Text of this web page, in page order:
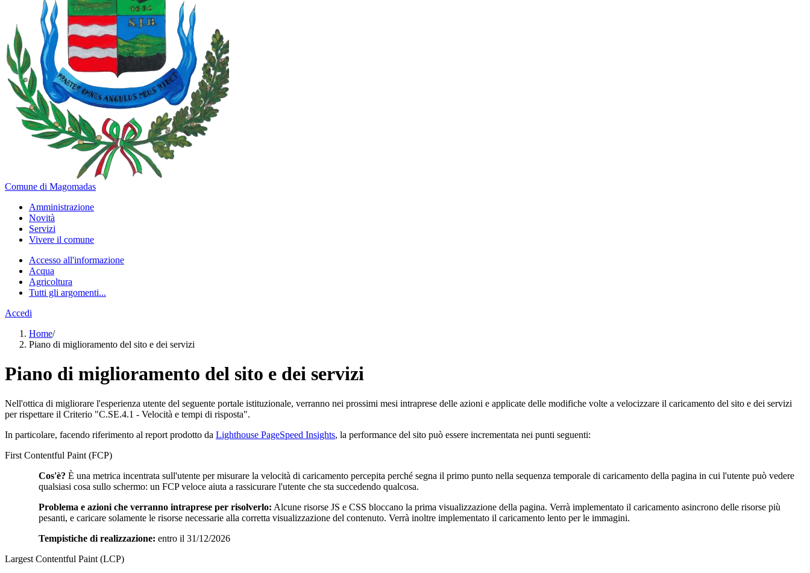
Comune di Magomadas
Amministrazione
Novità
Servizi
Vivere il comune
Accesso all'informazione
Acqua
Agricoltura
Tutti gli argomenti...
Accedi
Home/
Piano di miglioramento del sito e dei servizi
Piano di miglioramento del sito e dei servizi
Nell'ottica di migliorare l'esperienza utente del seguente portale istituzionale, verranno nei prossimi mesi intraprese delle azioni e applicate delle modifiche volte a velocizzare il caricamento del sito e dei servizi
per rispettare il Criterio "C.SE.4.1 - Velocità e tempi di risposta".
In particolare, facendo riferimento al report prodotto da Lighthouse PageSpeed Insights, la performance del sito può essere incrementata nei punti seguenti:
First Contentful Paint (FCP)
Cos'è? È una metrica incentrata sull'utente per misurare la velocità di caricamento percepita perché segna il primo punto nella sequenza temporale di caricamento della pagina in cui l'utente può vedere
qualsiasi cosa sullo schermo: un FCP veloce aiuta a rassicurare l'utente che sta succedendo qualcosa.
Problema e azioni che verranno intraprese per risolverlo: Alcune risorse JS e CSS bloccano la prima visualizzazione della pagina. Verrà implementato il caricamento asincrono delle risorse più
pesanti, e caricare solamente le risorse necessarie alla corretta visualizzazione del contenuto. Verrà inoltre implementato il caricamento lento per le immagini.
Tempistiche di realizzazione: entro il 31/12/2026
Largest Contentful Paint (LCP)